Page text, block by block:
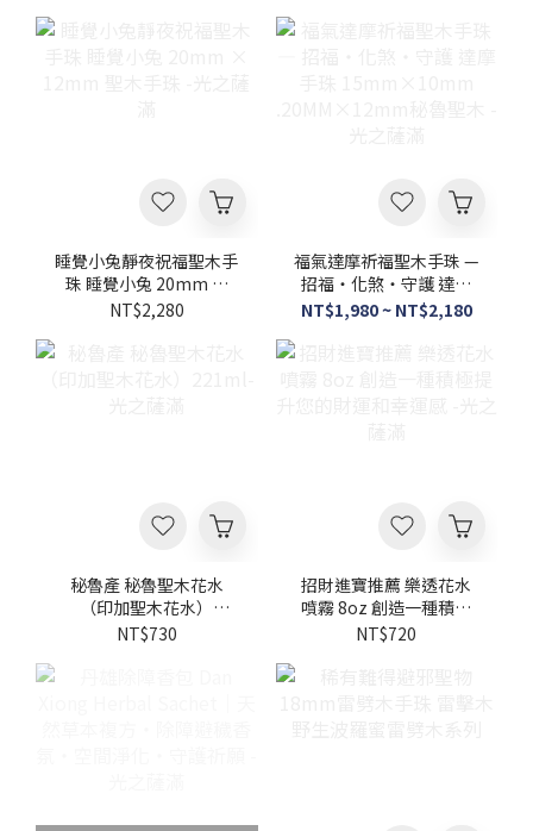
睡覺小兔靜夜祝福聖木手
珠 睡覺小兔 20mm ×
12mm 聖木手珠 -光之薩
NT$2,280
福氣達摩祈福聖木手珠 —
招福‧化煞‧守護 達摩
手珠 15mm×10mm
NT$1,980 ~ NT$2,180
秘魯產 秘魯聖木花水
（印加聖木花水）
221ml-光之薩滿
NT$730
招財進寶推薦 樂透花水
噴霧 8oz 創造一種積極
提升您的財運和幸運感 -
NT$720